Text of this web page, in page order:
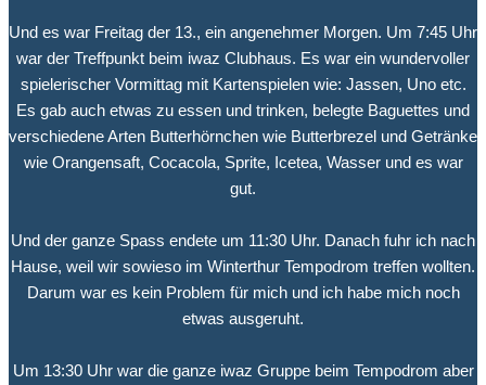
Und es war Freitag der 13., ein angenehmer Morgen. Um 7:45 Uhr
war der Treffpunkt beim iwaz Clubhaus. Es war ein wundervoller
spielerischer Vormittag mit Kartenspielen wie: Jassen, Uno etc.
Es gab auch etwas zu essen und trinken, belegte Baguettes und
verschiedene Arten Butterhörnchen wie Butterbrezel und Getränke
wie Orangensaft, Cocacola, Sprite, Icetea, Wasser und es war
gut.
Und der ganze Spass endete um 11:30 Uhr. Danach fuhr ich nach
Hause, weil wir sowieso im Winterthur Tempodrom treffen wollten.
Darum war es kein Problem für mich und ich habe mich noch
etwas ausgeruht.
Um 13:30 Uhr war die ganze iwaz Gruppe beim Tempodrom aber